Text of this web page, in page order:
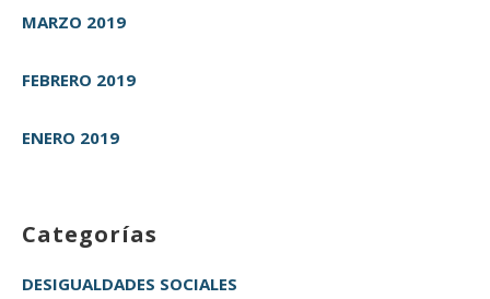
MARZO 2019
FEBRERO 2019
ENERO 2019
Categorías
DESIGUALDADES SOCIALES